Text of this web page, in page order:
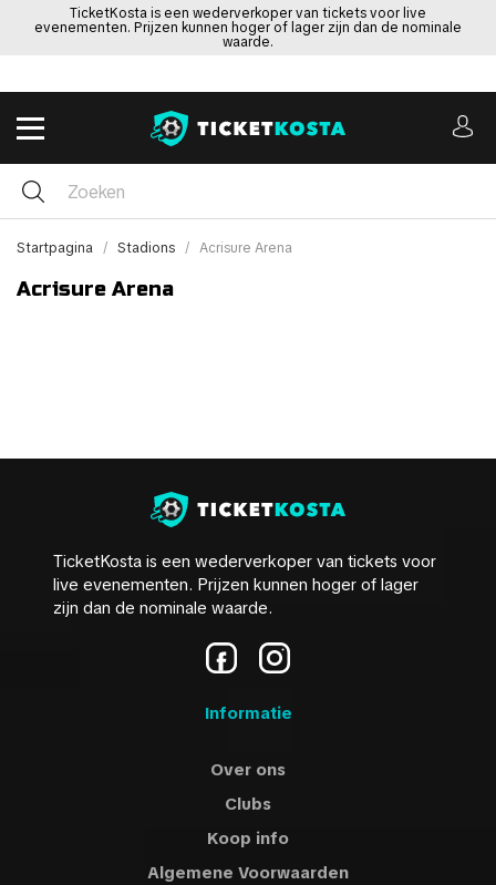
TicketKosta is een wederverkoper van tickets voor live
evenementen. Prijzen kunnen hoger of lager zijn dan de nominale
waarde.
Startpagina Stadions Acrisure Arena
Acrisure Arena
TicketKosta is een wederverkoper van tickets voor
live evenementen. Prijzen kunnen hoger of lager
zijn dan de nominale waarde.
Informatie
Over ons
Clubs
Koop info
Algemene Voorwaarden